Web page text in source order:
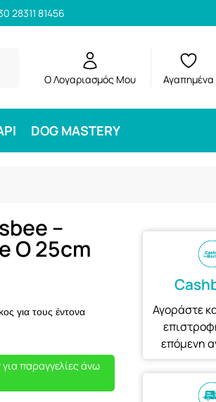
28311 81456
Ο Λογαριασμός Μου Αγαπημένα
DOG MASTERY
–
O 25cm
για τους έντονα
παραγγελίες άνω
Αγοράστε
επόμενη